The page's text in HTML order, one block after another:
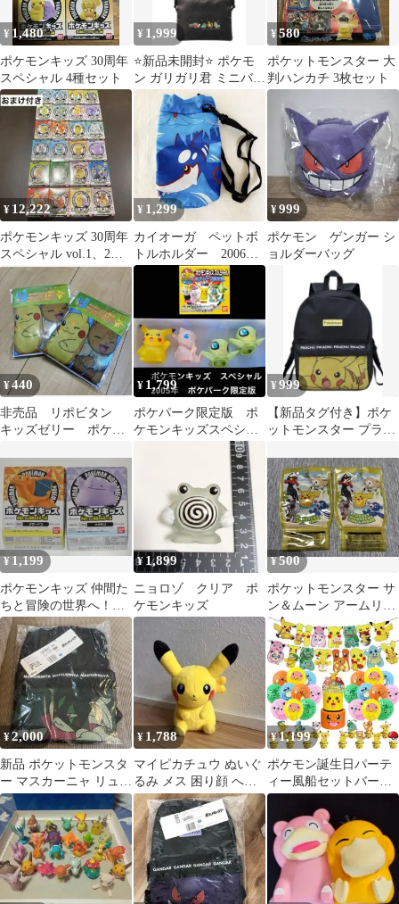
¥ 1,480
ポケモンキッズ 30周年
スペシャル 4種セット
¥ 1,999
⭐️新品未開封⭐️ ポケモ
ン ガリガリ君 ミニバッ
グ 非売品 当選品
¥580
ポケットモンスター 大
判ハンカチ 3枚セット
¥ 12,222
ポケモンキッズ 30周年
スペシャル vol.1、2
コンプリート品 おま
け付き
¥ 1,299
カイオーガ ペットボ
トルホルダー 2006ピ
カチュウプロジェク
ト Pokémon
¥999
ポケモン ゲンガー シ
ョルダーバッグ
¥440
非売品 リポビタン
キッズゼリー ポケモ
セット
¥ 1,799
ポケパーク限定版 ポ
ケモンキッズスペシャ
¥999
【新品タグ付き】ポケ
ットモンスター プラチ
ュック ピカチュウ
¥1,199
ポケモンキッズ 仲間た
ちと冒険の世界へ！編
リザードン メタモ
ン 2セット
¥ 1,899
ニョロゾ クリア ポ
ケモンキッズ
¥500
ポケットモンスター サ
ン＆ムーン アームリン
グ 2個セット
¥2,000
新品 ポケットモンスタ
ー マスカーニャ リュッ
ク
¥ 1,788
マイピカチュウ ぬいぐ
るみ メス 困り顔 への
字 ポケモンセンター
¥1,199
ポケモン誕生日パーテ
ィー風船セットバース
デーガーランドバルー
ンキャラクター